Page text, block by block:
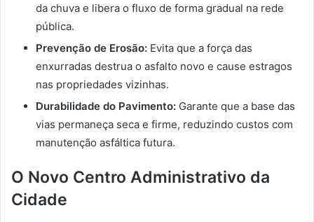
da chuva e libera o fluxo de forma gradual na rede
pública.
Prevenção de Erosão: Evita que a força das
enxurradas destrua o asfalto novo e cause estragos
nas propriedades vizinhas.
Durabilidade do Pavimento: Garante que a base das
vias permaneça seca e firme, reduzindo custos com
manutenção asfáltica futura.
O Novo Centro Administrativo da
Cidade